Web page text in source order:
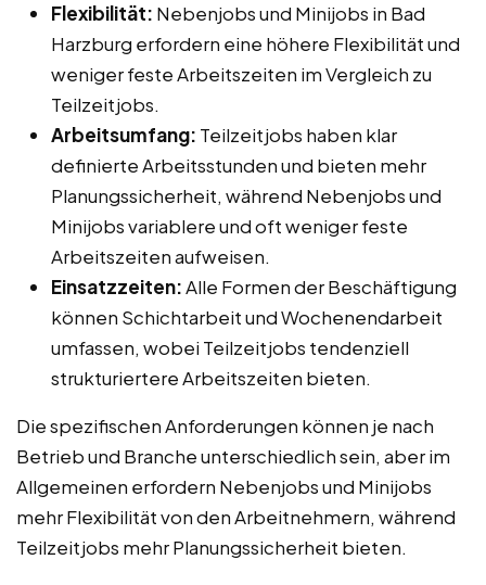
Flexibilität: Nebenjobs und Minijobs in Bad
Harzburg erfordern eine höhere Flexibilität und
weniger feste Arbeitszeiten im Vergleich zu
Teilzeitjobs.
Arbeitsumfang: Teilzeitjobs haben klar
definierte Arbeitsstunden und bieten mehr
Planungssicherheit, während Nebenjobs und
Minijobs variablere und oft weniger feste
Arbeitszeiten aufweisen.
Einsatzzeiten:Alle Formen der Beschäftigung
können Schichtarbeit und Wochenendarbeit
umfassen, wobei Teilzeitjobs tendenziell
strukturiertere Arbeitszeiten bieten.
Die spezifischen Anforderungen können je nach
Betrieb und Branche unterschiedlich sein, aber im
Allgemeinen erfordern Nebenjobs und Minijobs
mehr Flexibilität von den Arbeitnehmern, während
Teilzeitjobs mehr Planungssicherheit bieten.